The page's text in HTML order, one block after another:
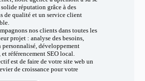
réputation grâce à des
de qualité et un service client
nos clients dans toutes les
projet : analyse des besoins,
personnalisé, développement
référencement SEO local.
est de faire de votre site web un
de croissance pour votre